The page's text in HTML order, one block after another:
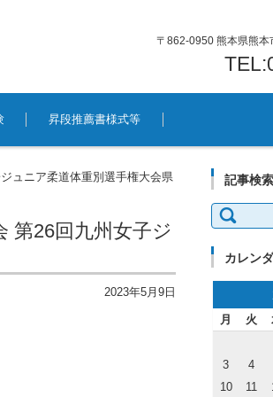
〒862-0950 熊本県熊
昇段推薦書様式等
ュニア柔道体重別選手権大会県
第26回九州女子ジ
2023年5月9日
記事検索
検索:
カレン
月 火
3
4
10
11